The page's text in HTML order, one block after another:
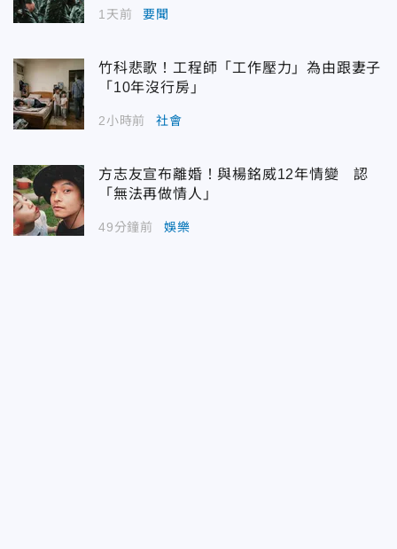
1天前 要聞
竹科悲歌！工程師「工作壓力」為由跟妻子
「10年沒行房」
2小時前 社會
方志友宣布離婚！與楊銘威12年情變 認
「無法再做情人」
49分鐘前 娛樂